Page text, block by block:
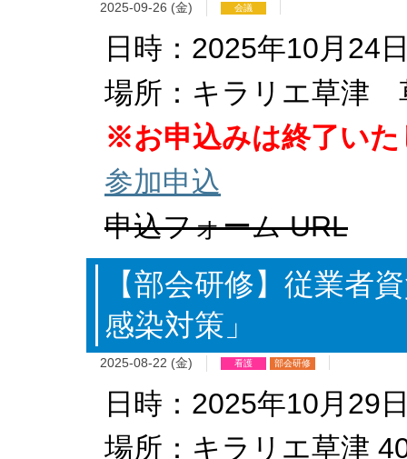
2025-09-26 (金) 会議
日時：2025年10月
場所：キラリエ草津
※お申込みは終了いた
参加申込
申込フォーム URL
【部会研修】従業者
感染対策」
2025-08-22 (金) 看護 部会研修
日時：2025年10月29
場所：キラリエ草津